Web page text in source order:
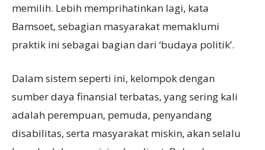
memilih. Lebih memprihatinkan lagi, kata
Bamsoet, sebagian masyarakat memaklumi
praktik ini sebagai bagian dari ‘budaya politik’.
Dalam sistem seperti ini, kelompok dengan
sumber daya finansial terbatas, yang sering kali
adalah perempuan, pemuda, penyandang
disabilitas, serta masyarakat miskin, akan selalu